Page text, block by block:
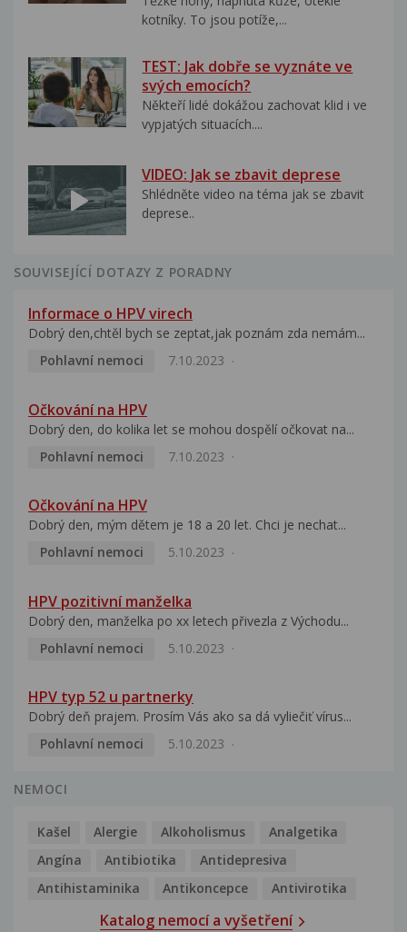
kotníky. To jsou potíže,...
TEST: Jak dobře se vyznáte ve
svých emocích?
Někteří lidé dokážou zachovat klid i ve
vypjatých situacích....
VIDEO: Jak se zbavit deprese
Shlédněte video na téma jak se zbavit
deprese..
SOUVISEJÍCÍ DOTAZY Z PORADNY
Informace o HPV virech
Dobrý den,chtěl bych se zeptat,jak poznám zda nemám...
Pohlavní nemoci
7.10.2023
Očkování na HPV
Dobrý den, do kolika let se mohou dospělí očkovat na...
Pohlavní nemoci
7.10.2023
Očkování na HPV
Dobrý den, mým dětem je 18 a 20 let. Chci je nechat...
Pohlavní nemoci
5.10.2023
HPV pozitivní manželka
Dobrý den, manželka po xx letech přivezla z Východu...
Pohlavní nemoci
5.10.2023
HPV typ 52 u partnerky
Dobrý deň prajem. Prosím Vás ako sa dá vyliečiť vírus...
Pohlavní nemoci
5.10.2023
NEMOCI
Kašel Alergie Alkoholismus
Analgetika
Angína
Antibiotika
Antidepresiva
Antihistaminika
Antikoncepce Antivirotika
Katalog nemocí a vyšetření